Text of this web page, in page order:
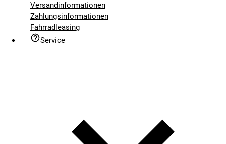
Versandinformationen
Zahlungsinformationen
Fahrradleasing
Service